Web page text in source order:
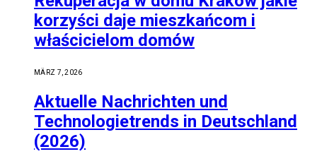
korzyści daje mieszkańcom i
właścicielom domów
MÄRZ 7, 2026
Aktuelle Nachrichten und
Technologietrends in Deutschland
(2026)